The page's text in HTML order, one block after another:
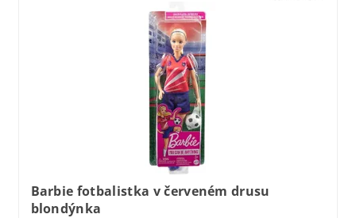
Barbie fotbalistka v červeném drusu
blondýnka